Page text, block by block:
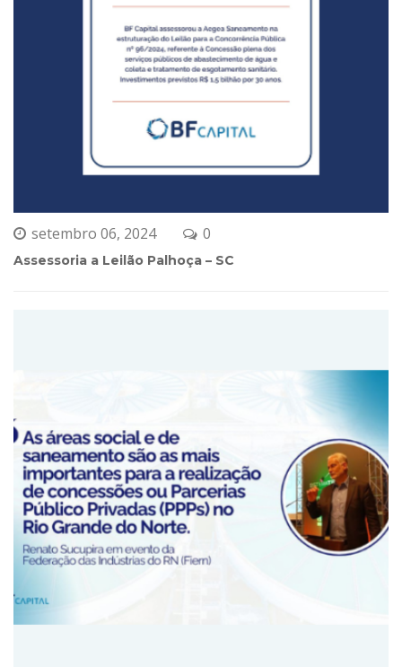
etembro 06, 2024 0
Assessoria a Leilão Palhoça – SC